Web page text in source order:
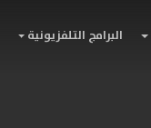
البرامج التلفزيونية